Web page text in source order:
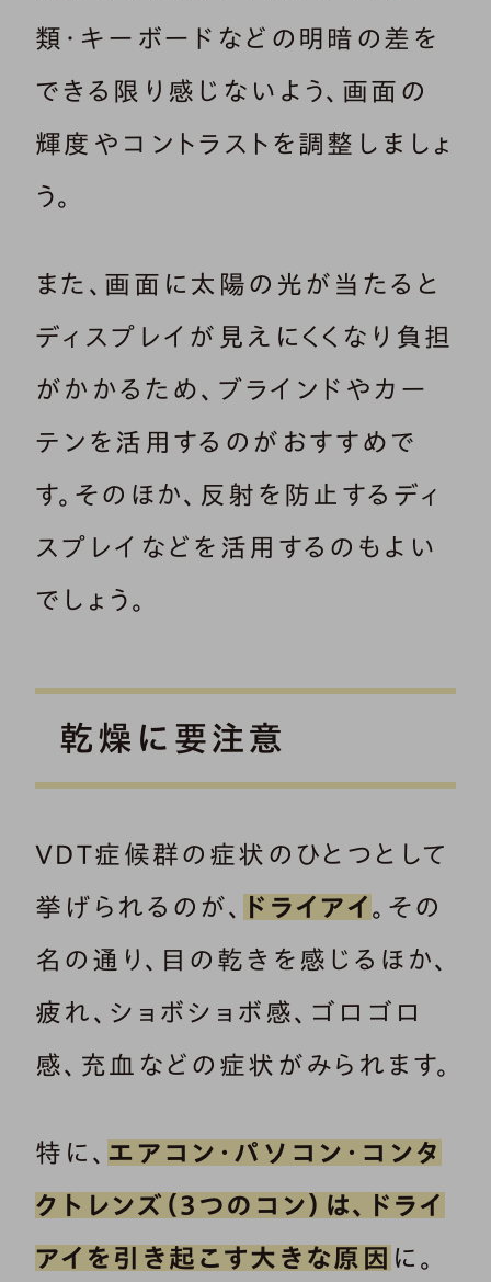
類・キーボードなどの明暗の差を
できる限り感じないよう、画面の
輝度やコントラストを調整しましょ
う。
また、画面に太陽の光が当たると
ディスプレイが見えにくくなり負担
がかかるため、ブラインドやカー
テンを活用するのがおすすめで
す。そのほか、反射を防止するディ
スプレイなどを活用するのもよい
でしょう。
乾燥に要注意
VDT症候群の症状のひとつとして
挙げられるのが、
ドライアイ 。その
名の通り、目の乾きを感じるほか、
疲れ、ショボショボ感、ゴロゴロ
感、充血などの症状がみられます。
特に、 エアコン・パソコン・コンタ
クトレンズ（3つのコン）は、ドライ
アイを引き起こす大きな原因 に。